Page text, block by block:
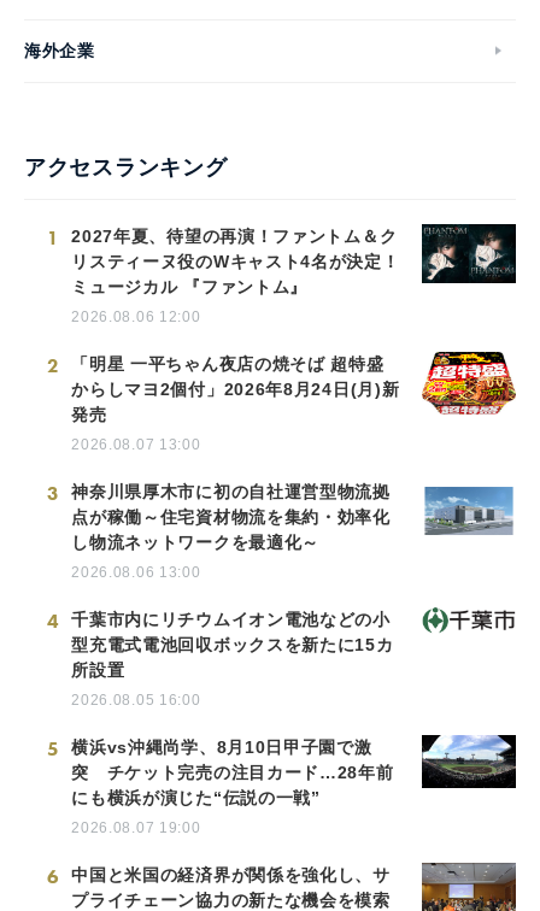
海外企業
アクセスランキング
1
2027年夏、待望の再演！ファントム＆ク
リスティーヌ役のWキャスト4名が決定！
ミュージカル 『ファントム』
2026.08.06 12:00
2
「明星 一平ちゃん夜店の焼そば 超特盛
からしマヨ2個付」2026年8月24日(月)新
発売
2026.08.07 13:00
3
神奈川県厚木市に初の自社運営型物流拠
点が稼働～住宅資材物流を集約・効率化
し物流ネットワークを最適化～
2026.08.06 13:00
4
千葉市内にリチウムイオン電池などの小
型充電式電池回収ボックスを新たに15カ
所設置
2026.08.05 16:00
5
横浜vs沖縄尚学、8月10日甲子園で激
突 チケット完売の注目カード…28年前
にも横浜が演じた“伝説の一戦”
2026.08.07 19:00
6
中国と米国の経済界が関係を強化し、サ
プライチェーン協力の新たな機会を模索